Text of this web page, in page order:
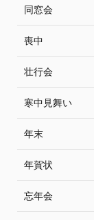
同窓会
喪中
壮行会
寒中見舞い
年末
年賀状
忘年会